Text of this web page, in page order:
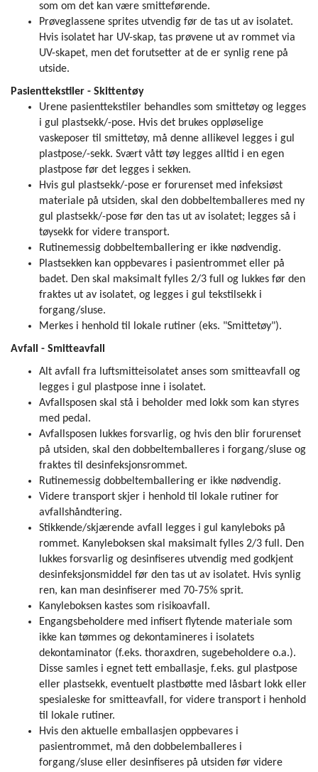
som om det kan være smitteførende.
Prøveglassene sprites utvendig før de tas ut av isolatet.
Hvis isolatet har UV-skap, tas prøvene ut av rommet via
UV-skapet, men det forutsetter at de er synlig rene på
utside.
Pasienttekstiler - Skittentøy
Urene pasienttekstiler behandles som smittetøy og legges
i gul plastsekk/-pose. Hvis det brukes oppløselige
vaskeposer til smittetøy, må denne allikevel legges i gul
plastpose/-sekk. Svært vått tøy legges alltid i en egen
plastpose før det legges i sekken.
Hvis gul plastsekk/-pose er forurenset med infeksiøst
materiale på utsiden, skal den dobbeltemballeres med ny
gul plastsekk/-pose før den tas ut av isolatet; legges så i
tøysekk for videre transport.
Rutinemessig dobbeltemballering er ikke nødvendig.
Plastsekken kan oppbevares i pasientrommet eller på
badet. Den skal maksimalt fylles 2/3 full og lukkes før den
fraktes ut av isolatet, og legges i gul tekstilsekk i
forgang/sluse.
Merkes i henhold til lokale rutiner (eks. "Smittetøy").
Avfall - Smitteavfall
Alt avfall fra luftsmitteisolatet anses som smitteavfall og
legges i gul plastpose inne i isolatet.
Avfallsposen skal stå i beholder med lokk som kan styres
med pedal.
Avfallsposen lukkes forsvarlig, og hvis den blir forurenset
på utsiden, skal den dobbeltemballeres i forgang/sluse og
fraktes til desinfeksjonsrommet.
Rutinemessig dobbel­temballer­ing er ikke nødvendig.
Videre transport skjer i henhold til lokale rutiner for
avfallshåndtering.
Stikkende/skjærende avfall legges i gul kanyleboks på
rommet. Kanyleboksen skal maksimalt fylles 2/3 full. Den
lukkes forsvarlig og desinfiseres utvendig med godkjent
desinfeksjonsmiddel før den tas ut av isolatet. Hvis synlig
ren, kan man desinfiserer med 70-75% sprit.
Kanyleboksen kastes som risikoavfall.
Engangsbeholdere med infisert flytende materiale som
ikke kan tømmes og dekontamineres i isolatets
dekontaminator (f.eks. thoraxdren, sugebeholdere o.a.).
Disse samles i egnet tett emballasje, f.eks. gul plastpose
eller plastsekk, eventuelt plastbøtte med låsbart lokk eller
spesialeske for smitteavfall, for videre transport i henhold
til lokale rutiner.
Hvis den aktuelle emballasjen oppbevares i
pasientrommet, må den dobbelemballeres i
forgang/sluse eller desinfiseres på utsiden før videre